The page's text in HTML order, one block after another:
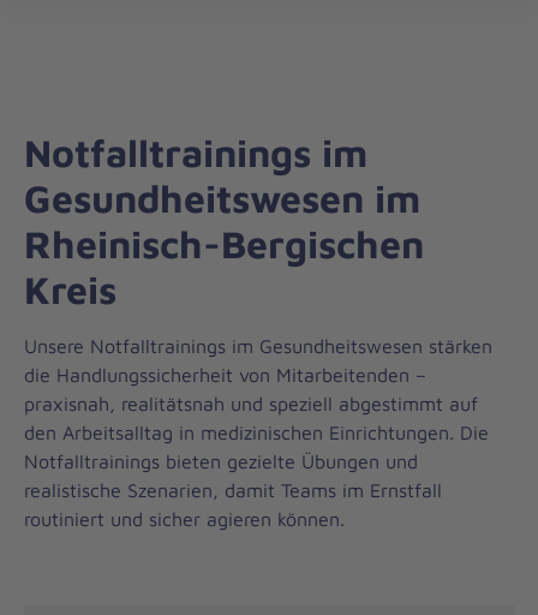
Notfalltrainings im
Gesundheitswesen im
Rheinisch-Bergischen
Kreis
Unsere Notfalltrainings im Gesundheitswesen stärken
die Handlungssicherheit von Mitarbeitenden –
praxisnah, realitätsnah und speziell abgestimmt auf
den Arbeitsalltag in medizinischen Einrichtungen. Die
Notfalltrainings bieten gezielte Übungen und
realistische Szenarien, damit Teams im Ernstfall
routiniert und sicher agieren können.